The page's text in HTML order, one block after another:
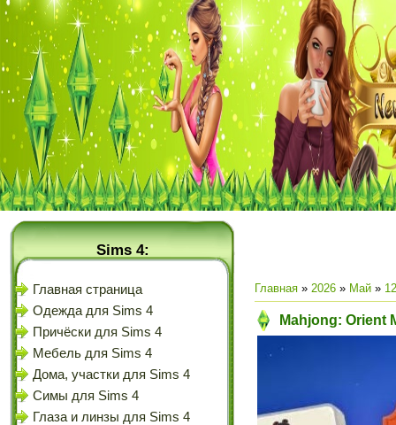
Sims 4:
Главная страница
Одежда для Sims 4
Причёски для Sims 4
Мебель для Sims 4
Дома, участки для Sims 4
Симы для Sims 4
Глаза и линзы для Sims 4
Главная » 2026 » Май » 12
Mahjong: Orient